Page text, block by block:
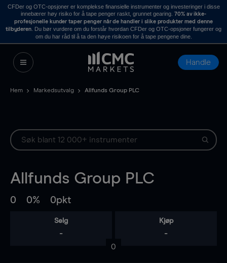
CFDer og OTC-opsjoner er komplekse finansielle instrumenter og investeringer i disse
innebærer høy risiko for å tape penger raskt, grunnet gearing. 70% av ikke-
profesjonelle kunder taper penger når de handler i slike produkter med denne
tilbyderen . Du bør vurdere om du forstår hvordan CFDer og OTC-opsjoner fungerer og
om du har råd til å ta den høye risikoen for å tape pengene dine.
Handle
Hem Markedsutvalg Allfunds Group PLC
Allfunds Group PLC
0 0% 0pkt
Selg
-
Kjøp
-
0